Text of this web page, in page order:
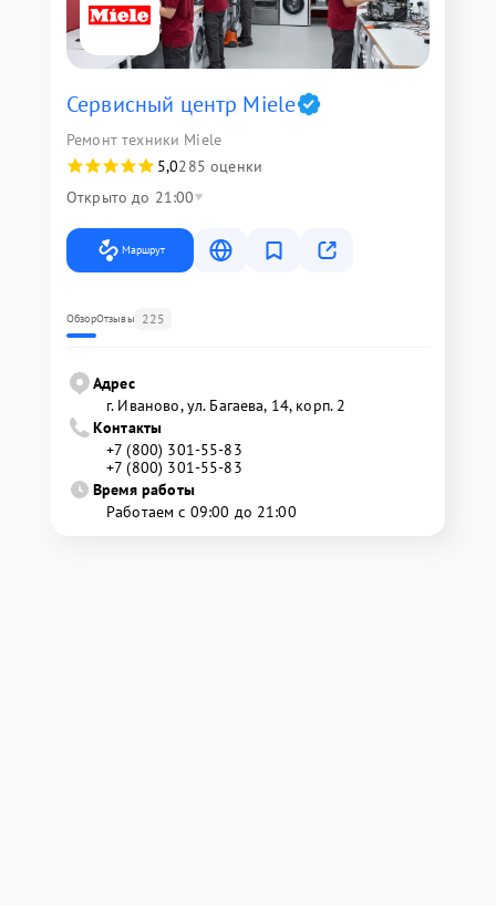
Сервисный центр Miele
Ремонт техники Miele
5,0285 оценки
Открыто до 21:00
Маршрут
ОбзорОтзывы 225
Адрес
г. Иваново, ул. Багаева, 14, корп. 2
Контакты
+7 (800) 301-55-83
+7 (800) 301-55-83
Время работы
Работаем с 09:00 до 21:00